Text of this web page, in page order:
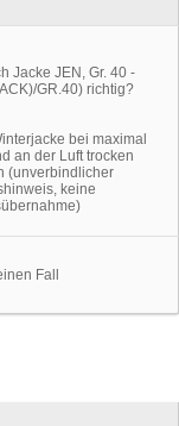
bei maximal
an der Luft trocken
(unverbindlicher
keine
Fall